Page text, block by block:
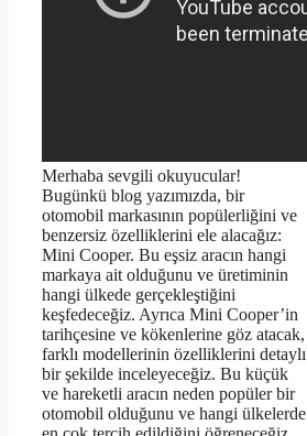
Merhaba sevgili okuyucular!
Bugünkü blog yazımızda, bir
otomobil markasının popülerliğini ve
benzersiz özelliklerini ele alacağız:
Mini Cooper. Bu eşsiz aracın hangi
markaya ait olduğunu ve üretiminin
hangi ülkede gerçekleştiğini
keşfedeceğiz. Ayrıca Mini Cooper’in
tarihçesine ve kökenlerine göz atacak,
farklı modellerinin özelliklerini detaylı
bir şekilde inceleyeceğiz. Bu küçük
ve hareketli aracın neden popüler bir
otomobil olduğunu ve hangi ülkelerde